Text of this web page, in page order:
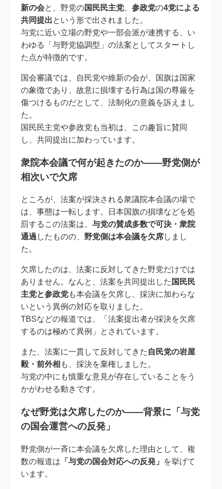
新の会と、野党の国民民主党 、参政党の4党による
共同提出という形で出されました。
与党に近い立場の野党や一部会派が連携する、い
わゆる「与野党協調型」の法案としてスタートし
た点が特徴的です。
国会審議では、自民党や維新の会が、国旗は国家
の象徴であり、故意に損壊する行為は国の尊厳を
傷つけるものだとして、法制化の意義を訴えまし
た。
国民民主党や参政党も当初は、この趣旨に賛同
し、共同提出に加わっています。
衆院本会議で何が起きたのか――野党側が
相次いで欠席
ところが、法案が採決される衆議院本会議の場で
は、事態は一転します。日本国旗の損壊などを処
罰するこの法案は、与党の賛成多数で可決・衆院
通過 したものの、 野党側は本会議を欠席しまし
た。
欠席したのは、法案に反対してきた野党だけでは
ありません。なんと、法案を共同提出した 国民民
主党と参政党も本会議を欠席し、採決に加わらな
いという異例の対応を取りました。
TBSなどの報道では、「法案提出者が採決を欠席
するのは極めて異例」とされています。
また、法案に一貫して反対してきた 自民党の岩屋
毅・前外相 も、採決を棄権しました。
与党の中にも慎重な意見が存在していることをう
かがわせる動きです。
なぜ野党は欠席したのか――背景に「与党
の国会運営への反発」
野党側が一斉に本会議を欠席した理由として、複
数の報道は 「与党の国会対応への反発」 を挙げて
います。